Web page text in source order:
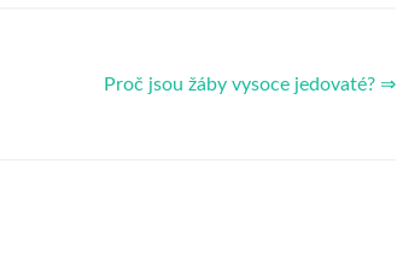
Proč jsou žáby vysoce jedovaté? ⇒